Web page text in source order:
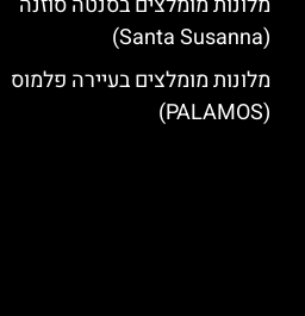
(Santa Susanna)
מלונות מומלצים בעיירה פלמוס
(PALAMOS)